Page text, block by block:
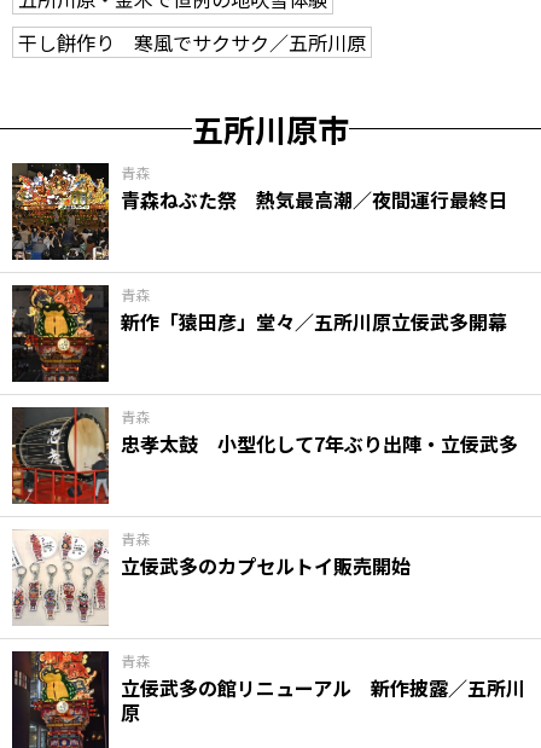
干し餅作り 寒風でサクサク／五所川原
五所川原市
青森
青森ねぶた祭 熱気最高潮／夜間運行最終日
青森
新作「猿田彦」堂々／五所川原立佞武多開幕
青森
忠孝太鼓 小型化して7年ぶり出陣・立佞武多
青森
立佞武多のカプセルトイ販売開始
青森
立佞武多の館リニューアル 新作披露／五所川
原